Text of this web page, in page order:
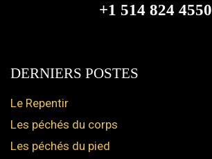
+1 514 824 4550
DERNIERS POSTES
Le Repentir
Les péchés du corps
Les péchés du pied